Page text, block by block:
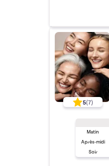
5(7)
Matin
Après-midi
Soir